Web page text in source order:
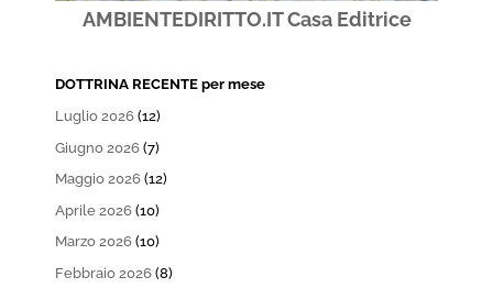
AMBIENTEDIRITTO.IT Casa Editrice
DOTTRINA RECENTE per mese
Luglio 2026 (12)
Giugno 2026 (7)
Maggio 2026 (12)
Aprile 2026 (10)
Marzo 2026 (10)
Febbraio 2026 (8)